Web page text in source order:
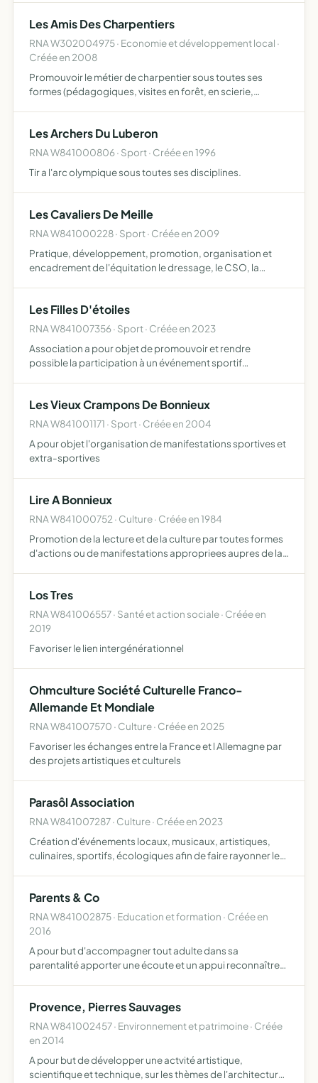
Les Amis Des Charpentiers
RNA W302004975 · Economie et développement local ·
Créée en 2008
Promouvoir le métier de charpentier sous toutes ses
formes (pédagogiques, visites en forêt, en scierie,
Les Archers Du Luberon
RNA W841000806 · Sport · Créée en 1996
Tir a l'arc olympique sous toutes ses disciplines.
Les Cavaliers De Meille
RNA W841000228 · Sport · Créée en 2009
Pratique, développement, promotion, organisation et
encadrement de l'équitation le dressage, le CSO, la
lieu de…
Les Filles D'étoiles
RNA W841007356 · Sport · Créée en 2023
Association a pour objet de promouvoir et rendre
possible la participation à un événement sportif
Les Vieux Crampons De Bonnieux
RNA W841001171 · Sport · Créée en 2004
A pour objet l'organisation de manifestations sportives et
extra-sportives
Lire A Bonnieux
RNA W841000752 · Culture · Créée en 1984
Promotion de la lecture et de la culture par toutes formes
d'actions ou de manifestations appropriees aupres de la
Los Tres
RNA W841006557 · Santé et action sociale · Créée en
2019
Favoriser le lien intergénérationnel
Ohmculture Société Culturelle Franco-
Allemande Et Mondiale
RNA W841007570 · Culture · Créée en 2025
Favoriser les échanges entre la France et l Allemagne par
des projets artistiques et culturels
Parasôl Association
RNA W841007287 · Culture · Créée en 2023
Création d'événements locaux, musicaux, artistiques,
culinaires, sportifs, écologiques afin de faire rayonner les
Parents & Co
RNA W841002875 · Education et formation · Créée en
2016
A pour but d'accompagner tout adulte dans sa
parentalité apporter une écoute et un appui reconnaître
culturels, socia…
Provence, Pierres Sauvages
RNA W841002457 · Environnement et patrimoine · Créée
en 2014
A pour but de développer une actvité artistique,
scientifique et technique, sur les thèmes de l'architecture,